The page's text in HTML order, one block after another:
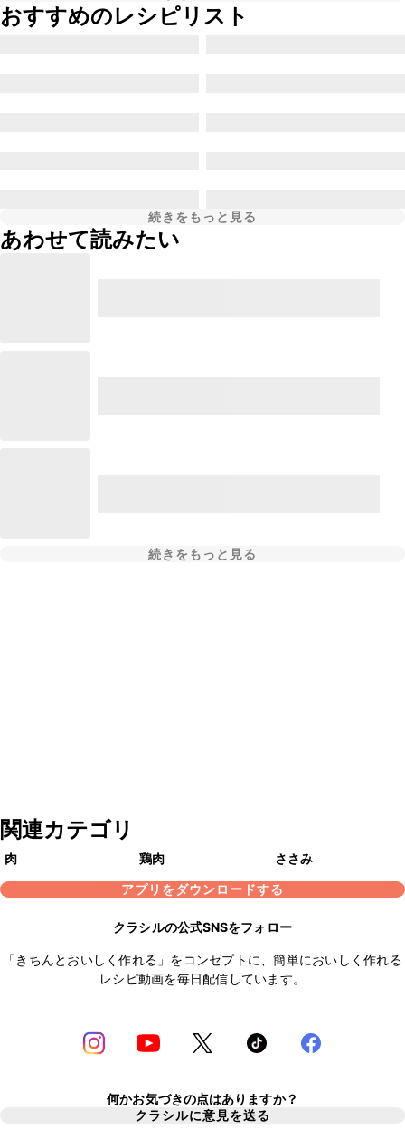
おすすめのレシピリスト
続きをもっと見る
あわせて読みたい
続きをもっと見る
関連カテゴリ
肉 鶏肉
ささみ
アプリをダウンロードする
クラシルの公式SNSをフォロー
「きちんとおいしく作れる」をコンセプトに、簡単においしく作れる
レシピ動画を毎日配信しています。
何かお気づきの点はありますか？
クラシルに意見を送る